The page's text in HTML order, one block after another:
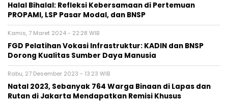
Halal Bihalal: Refleksi Kebersamaan di Pertemuan
PROPAMI, LSP Pasar Modal, dan BNSP
Kamis, 7 Maret 2024 - 22:28 WIB
FGD Pelatihan Vokasi Infrastruktur: KADIN dan BNSP
Dorong Kualitas Sumber Daya Manusia
Rabu, 27 Desember 2023 - 13:23 WIB
Natal 2023, Sebanyak 764 Warga Binaan di Lapas dan
Rutan di Jakarta Mendapatkan Remisi Khusus